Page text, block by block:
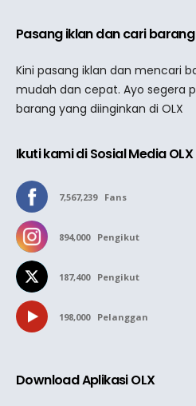
Pasang iklan dan cari barang
Kini pasang iklan dan mencari
mudah dan cepat. Ayo segera
barang yang diinginkan di OLX
Ikuti kami di Sosial Media
7,567,239 Fans
894,000 Pengikut
187,400 Pengikut
198,000 Pelanggan
Download Aplikasi OLX